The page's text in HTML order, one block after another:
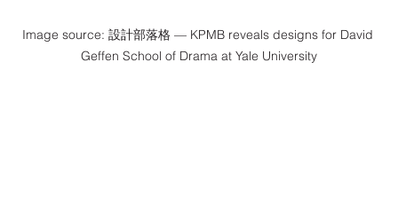
Image source: 設計部落格 — KPMB reveals designs for David
Geffen School of Drama at Yale University